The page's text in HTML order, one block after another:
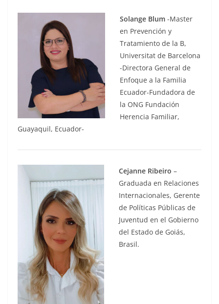
Solange Blum -Master
en Prevención y
Tratamiento de la B,
Universitat de Barcelona
-Directora General de
Enfoque a la Familia
Ecuador-Fundadora de
la ONG Fundación
Herencia Familiar,
Guayaquil, Ecuador-
Cejanne Ribeiro –
Graduada en Relaciones
Internacionales, Gerente
de Políticas Públicas de
Juventud en el Gobierno
del Estado de Goiás,
Brasil.